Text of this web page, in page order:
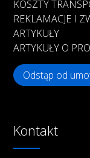
KOSZTY
REKLAMACJE I
ARTYKUŁY
ARTYKUŁY O
Odstąp od
Kontakt